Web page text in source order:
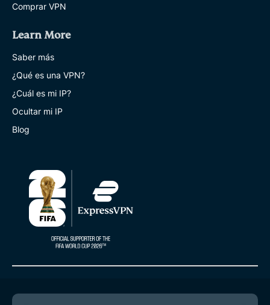
Comprar VPN
Learn More
Saber más
¿Qué es una VPN?
¿Cuál es mi IP?
Ocultar mi IP
Blog
© 2026 ExpressVPN. Todos los derechos reservados.